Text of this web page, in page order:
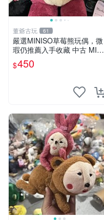
董爺古玩 61
嚴選MINISO草莓熊玩偶，微
瑕仍推薦入手收藏 中古 MINI
SO 草莓熊 玩具 收藏
$450